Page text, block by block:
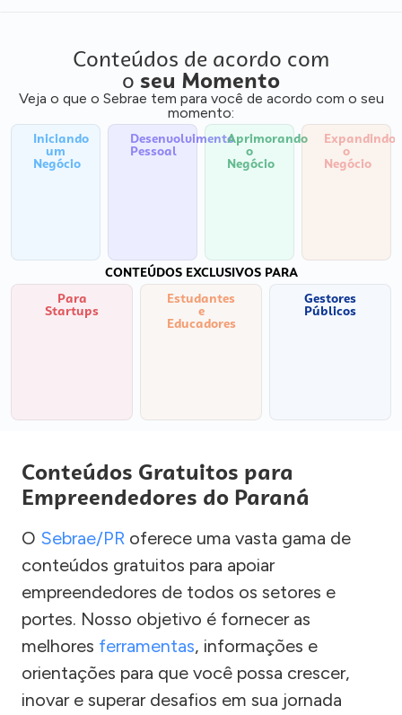
Conteúdos de acordo com
o seu Momento
Veja o que o Sebrae tem para você de acordo com o seu
momento:
Iniciando
um
Negócio
Desenvolvimento
Pessoal
Aprimorando
o
Negócio
Expandindo
o
Negócio
CONTEÚDOS EXCLUSIVOS PARA
Para
Startups
Estudantes
e
Educadores
Gestores
Públicos
Conteúdos Gratuitos para
Empreendedores do Paraná
O Sebrae/PR oferece uma vasta gama de
conteúdos gratuitos para apoiar
empreendedores de todos os setores e
portes. Nosso objetivo é fornecer as
melhores ferramentas, informações e
orientações para que você possa crescer,
inovar e superar desafios em sua jornada